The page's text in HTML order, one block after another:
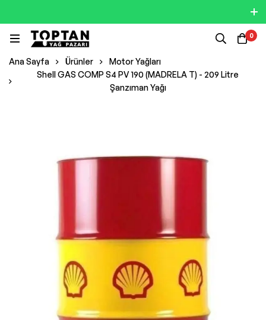
0
Ana Sayfa Ürünler
Motor Yağları
Shell GAS COMP S4 PV 190 (MADRELA T) - 209 Litre
Şanzıman Yağı